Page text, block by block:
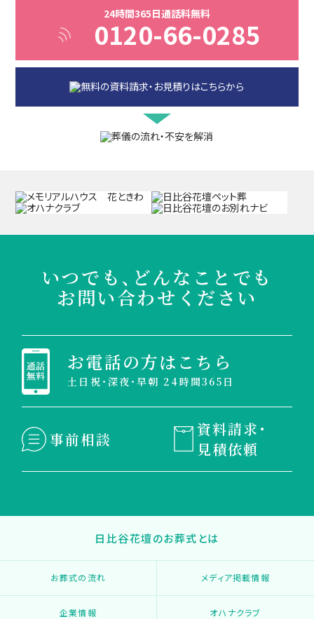
24時間365日通話料無料
0120-66-0285
いつでも、どんなことでも
お問い合わせください
お電話の方はこちら
土日祝・深夜・早朝 24時間365日
事前相談
資料請求・
見積依頼
日比谷花壇のお葬式とは
お葬式の流れ メディア掲載情報
企業情報 オハナクラブ